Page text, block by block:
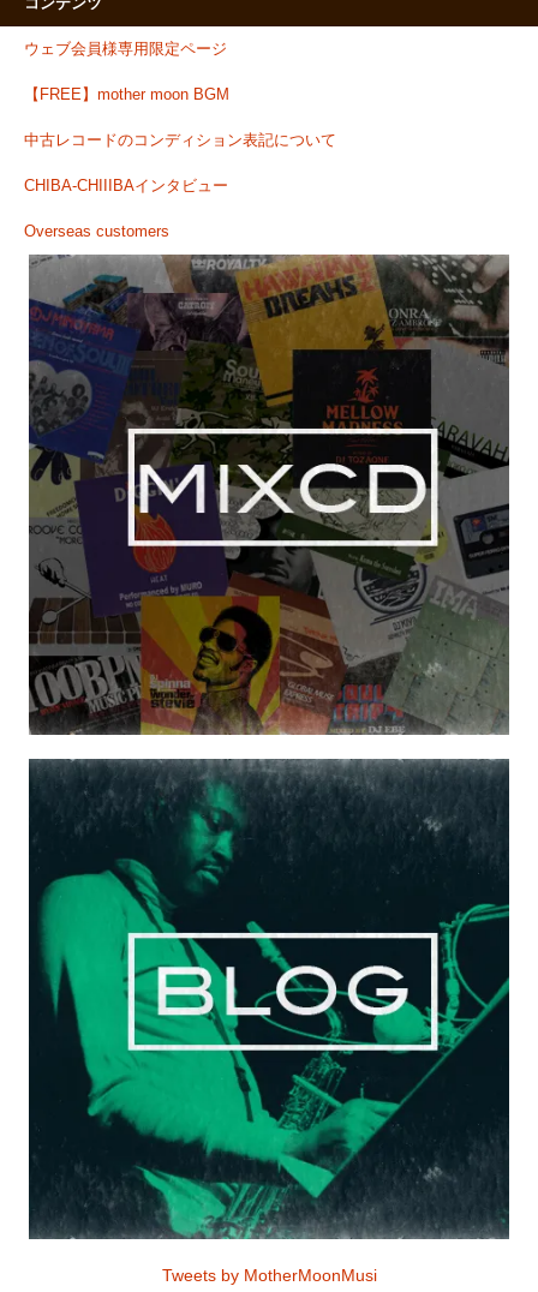
コンテンツ
ウェブ会員様専用限定ページ
【FREE】mother moon BGM
中古レコードのコンディション表記について
CHIBA-CHIIIBAインタビュー
Overseas customers
Tweets by MotherMoonMusi